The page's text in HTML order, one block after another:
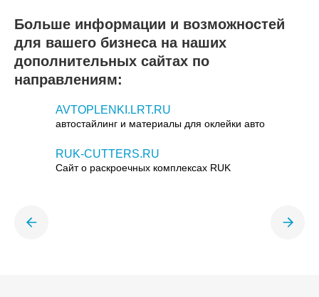
Больше информации и возможностей
для вашего бизнеса на наших
дополнительных сайтах по
направлениям:
AVTOPLENKI.LRT.RU
автостайлинг и материалы для оклейки авто
RUK-CUTTERS.RU
Сайт о раскроечных комплексах RUK